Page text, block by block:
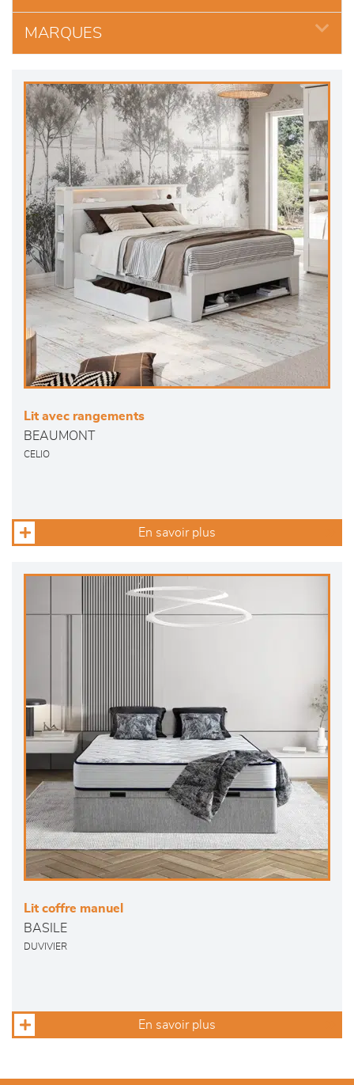
décoration
MARQUES
Lit avec rangements
BEAUMONT
CELIO
En savoir plus
Lit coffre manuel
BASILE
DUVIVIER
En savoir plus